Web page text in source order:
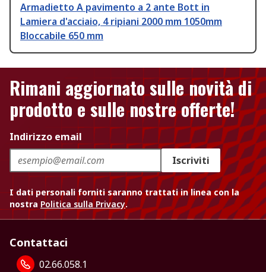
Armadietto A pavimento a 2 ante Bott in
Lamiera d'acciaio, 4 ripiani 2000 mm 1050mm
Bloccabile 650 mm
Rimani aggiornato sulle novità di
prodotto e sulle nostre offerte!
Indirizzo email
Iscriviti
I dati personali forniti saranno trattati in linea con la
nostra Politica sulla Privacy.
Contattaci
02.66.058.1